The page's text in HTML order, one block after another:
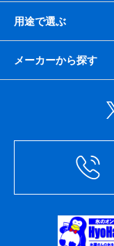
用途で選ぶ
メーカーから探す